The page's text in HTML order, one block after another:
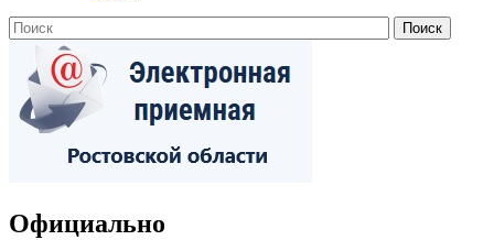
Официально